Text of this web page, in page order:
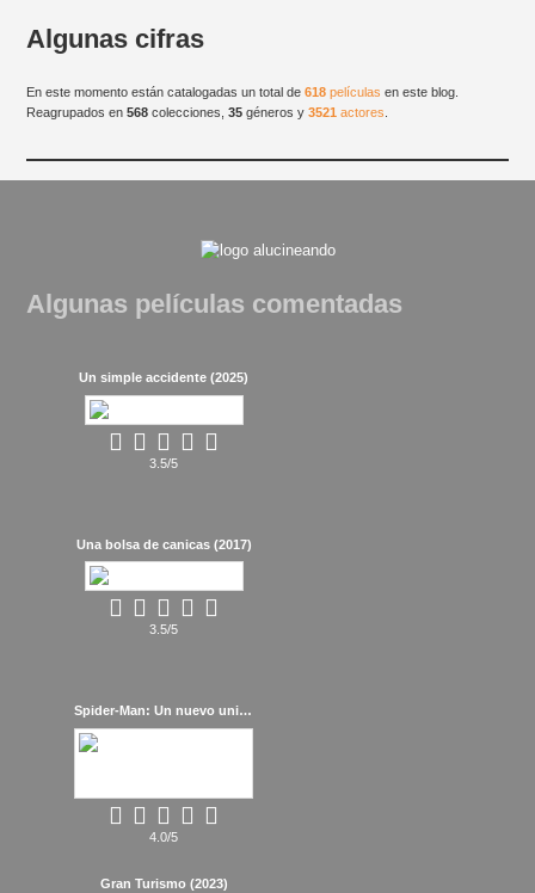
Algunas cifras
En este momento están catalogadas un total de618 películas en este blog.
Reagrupados en568 colecciones,35 géneros y3521 actores
Algunas películas comentadas
Un simple accidente (2025)
3.5/5
Una bolsa de canicas (2017)
3.5/5
Spider-Man: Un nuevo universo (2018)
4.0/5
Gran Turismo (2023)